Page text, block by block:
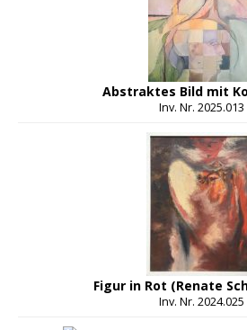
Abstraktes Bild mit
Inv. Nr. 2025.013
Figur in Rot (Renate
Inv. Nr. 2024.025